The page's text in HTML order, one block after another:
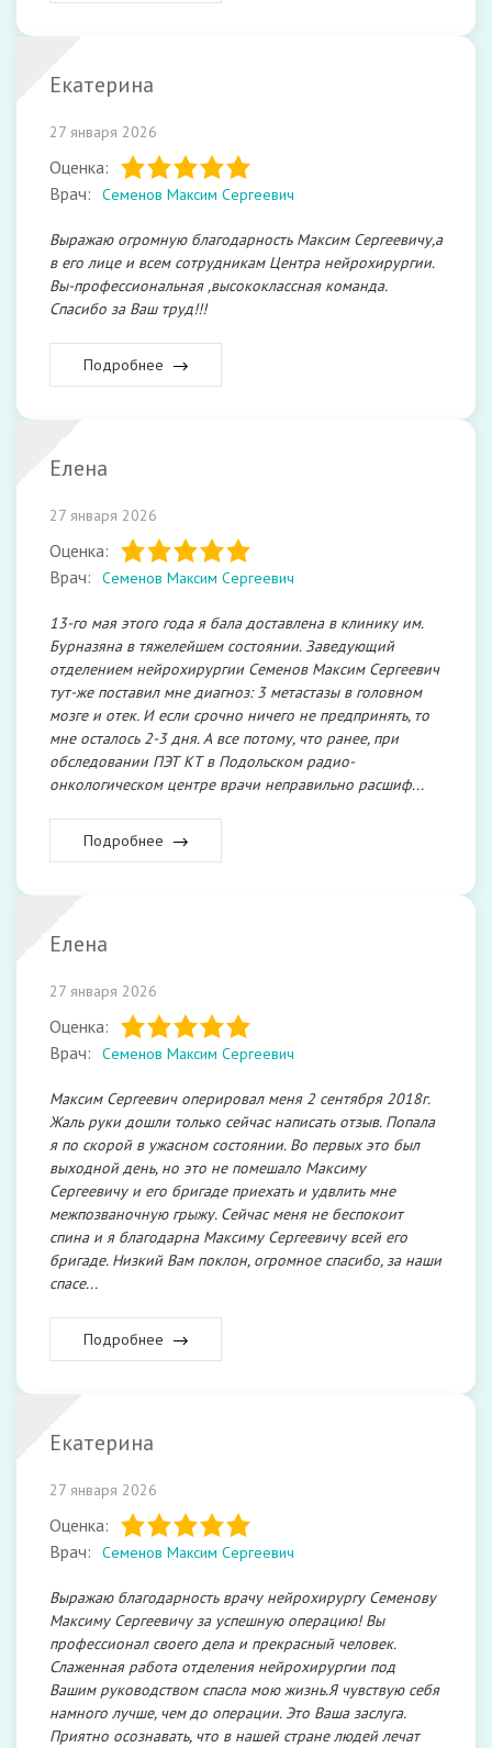
Екатерина
27 января 2026
Оценка:
Врач:
Семенов Максим Сергеевич
Выражаю огромную благодарность Максим Сергеевичу,а
в его лице и всем сотрудникам Центра нейрохирургии.
Вы-профессиональная ,высококлассная команда.
Спасибо за Ваш труд!!!
Подробнее
Елена
27 января 2026
Оценка:
Врач:
Семенов Максим Сергеевич
13-го мая этого года я бала доставлена в клинику им.
Бурназяна в тяжелейшем состоянии. Заведующий
отделением нейрохирургии Семенов Максим Сергеевич
тут-же поставил мне диагноз: 3 метастазы в головном
мозге и отек. И если срочно ничего не предпринять, то
мне осталось 2-3 дня. А все потому, что ранее, при
обследовании ПЭТ КТ в Подольском радио-
онкологическом центре врачи неправильно расшиф...
Подробнее
Елена
27 января 2026
Оценка:
Врач:
Семенов Максим Сергеевич
Максим Сергеевич оперировал меня 2 сентября 2018г.
Жаль руки дошли только сейчас написать отзыв. Попала
я по скорой в ужасном состоянии. Во первых это был
выходной день, но это не помешало Максиму
Сергеевичу и его бригаде приехать и удвлить мне
межпозваночную грыжу. Сейчас меня не беспокоит
спина и я благодарна Максиму Сергеевичу всей его
бригаде. Низкий Вам поклон, огромное спасибо, за наши
спасе...
Подробнее
Екатерина
27 января 2026
Оценка:
Врач:
Семенов Максим Сергеевич
Выражаю благодарность врачу нейрохирургу Семенову
Максиму Сергеевичу за успешную операцию! Вы
профессионал своего дела и прекрасный человек.
Слаженная работа отделения нейрохирургии под
Вашим руководством спасла мою жизнь.Я чувствую себя
намного лучше, чем до операции. Это Ваша заслуга.
Приятно осознавать, что в нашей стране людей лечат